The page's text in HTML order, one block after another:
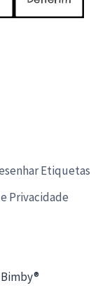
Etiquetas
Privacidade